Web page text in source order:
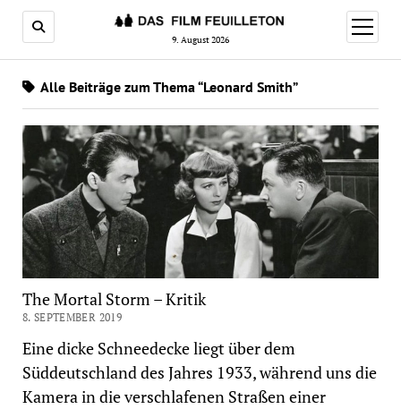
9. August 2026
Menü
öffnen
Alle Beiträge zum Thema “Leonard Smith”
The Mortal Storm – Kritik
8. SEPTEMBER 2019
Eine dicke Schneedecke liegt über dem
Süddeutschland des Jahres 1933, während uns die
Kamera in die verschlafenen Straßen einer